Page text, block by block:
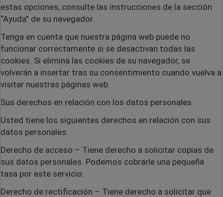
estas opciones, consulte las instrucciones de la sección
“Ayuda” de su navegador.
Tenga en cuenta que nuestra página web puede no
funcionar correctamente si se desactivan todas las
cookies. Si elimina las cookies de su navegador, se
volverán a insertar tras su consentimiento cuando vuelva a
visitar nuestras páginas web.
Sus derechos en relación con los datos personales
Usted tiene los siguientes derechos en relación con sus
datos personales:
Derecho de acceso – Tiene derecho a solicitar copias de
sus datos personales. Podemos cobrarle una pequeña
tasa por este servicio.
Derecho de rectificación – Tiene derecho a solicitar que